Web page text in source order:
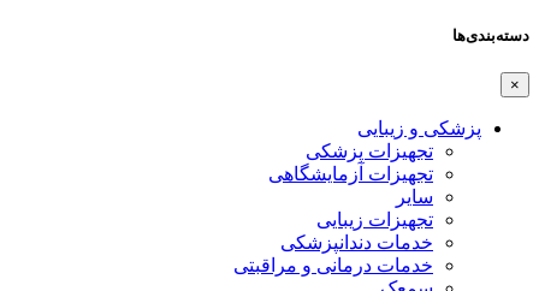
دسته‌بندی‌ها
×
پزشکی و زیبایی
تجهیزات پزشکی
تجهیزات آزمایشگاهی
سایر
تجهیزات زیبایی
خدمات دندانپزشکی
خدمات درمانی و مراقبتی